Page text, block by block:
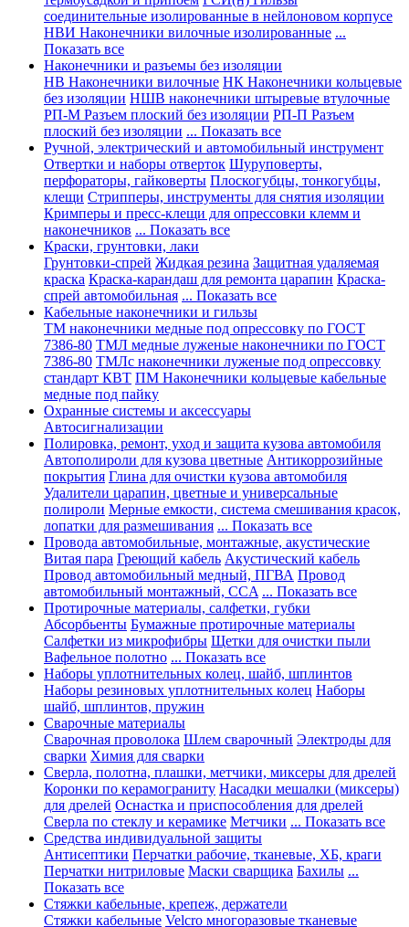
соединительные изолированные в нейлоновом корпусе
НВИ Наконечники вилочные изолированные ...
Показать все
Наконечники и разъемы без изоляции
НВ Наконечники вилочные НК Наконечники кольцевые
без изоляции НШВ наконечники штыревые втулочные
РП-М Разъем плоский без изоляции РП-П Разъем
плоский без изоляции ... Показать все
Ручной, электрический и автомобильный инструмент
Отвертки и наборы отверток Шуруповерты,
перфораторы, гайковерты Плоскогубцы, тонкогубцы,
клещи Стрипперы, инструменты для снятия изоляции
Кримперы и пресс-клещи для опрессовки клемм и
наконечников ... Показать все
Краски, грунтовки, лаки
Грунтовки-спрей Жидкая резина Защитная удаляемая
краска Краска-карандаш для ремонта царапин Краска-
спрей автомобильная ... Показать все
Кабельные наконечники и гильзы
ТМ наконечники медные под опрессовку по ГОСТ
7386-80 ТМЛ медные луженые наконечники по ГОСТ
7386-80 ТМЛс наконечники луженые под опрессовку
стандарт КВТ ПМ Наконечники кольцевые кабельные
медные под пайку
Охранные системы и аксессуары
Автосигнализации
Полировка, ремонт, уход и защита кузова автомобиля
Автополироли для кузова цветные Антикоррозийные
покрытия Глина для очистки кузова автомобиля
Удалители царапин, цветные и универсальные
полироли Мерные емкости, система смешивания красок,
лопатки для размешивания ... Показать все
Провода автомобильные, монтажные, акустические
Витая пара Греющий кабель Акустический кабель
Провод автомобильный медный, ПГВА Провод
автомобильный монтажный, CCA ... Показать все
Протирочные материалы, салфетки, губки
Абсорбьенты Бумажные протирочные материалы
Салфетки из микрофибры Щетки для очистки пыли
Вафельное полотно ... Показать все
Наборы уплотнительных колец, шайб, шплинтов
Наборы резиновых уплотнительных колец Наборы
шайб, шплинтов, пружин
Сварочные материалы
Сварочная проволока Шлем сварочный Электроды для
сварки Химия для сварки
Сверла, полотна, плашки, метчики, миксеры для дрелей
Коронки по керамограниту Насадки мешалки (миксеры)
для дрелей Оснастка и приспособления для дрелей
Сверла по стеклу и керамике Метчики ... Показать все
Средства индивидуальной защиты
Антисептики Перчатки рабочие, тканевые, ХБ, краги
Перчатки нитриловые Маски сварщика Бахилы ...
Показать все
Стяжки кабельные, крепеж, держатели
Стяжки кабельные Velcro многоразовые тканевые